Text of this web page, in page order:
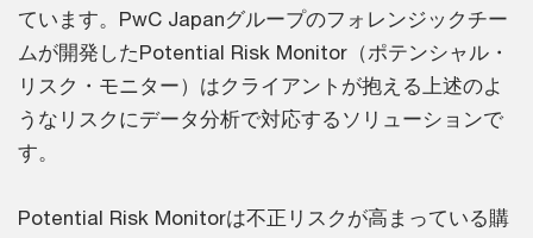
ています。PwC Japanグループのフォレンジックチー
ムが開発したPotential Risk Monitor（ポテンシャル・
リスク・モニター）はクライアントが抱える上述のよ
うなリスクにデータ分析で対応するソリューションで
す。
Potential Risk Monitorは不正リスクが高まっている購